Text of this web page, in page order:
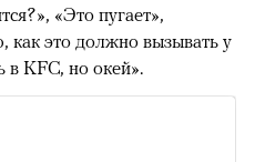
«Это пугает»,
это должно вызывать у
в KFC, но окей».